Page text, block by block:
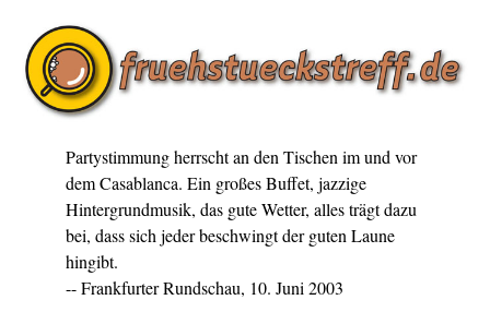
Partystimmung herrscht an den Tischen im und vor
dem Casablanca. Ein großes Buffet, jazzige
Hintergrundmusik, das gute Wetter, alles trägt dazu
bei, dass sich jeder beschwingt der guten Laune
hingibt.
-- Frankfurter Rundschau, 10. Juni 2003